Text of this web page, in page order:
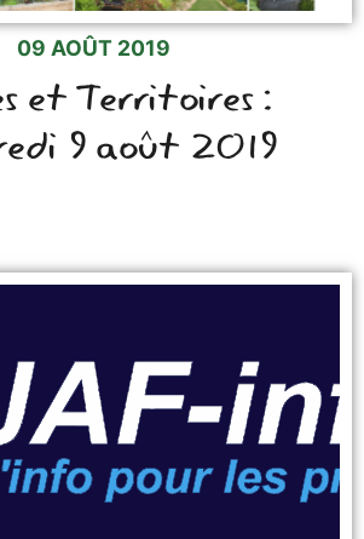
09 AOÛT 2019
et Territoires :
9 août 2019